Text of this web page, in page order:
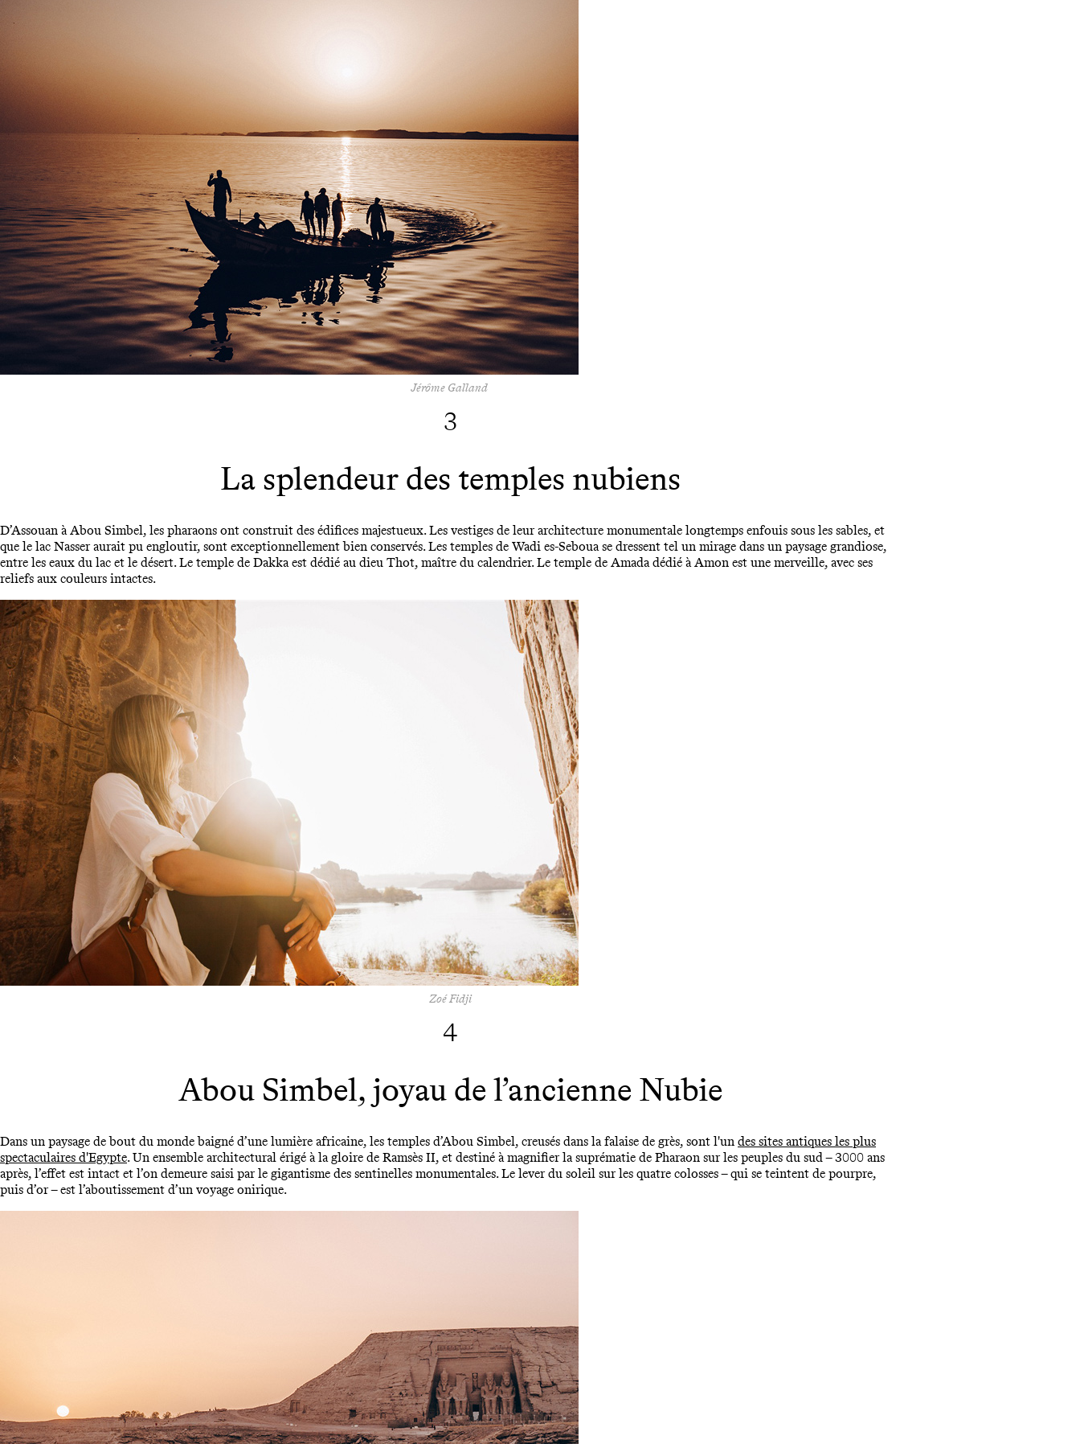
Jérôme Galland
3
La splendeur des temples nubiens
D’Assouan à Abou Simbel, les pharaons ont construit des édifices majestueux. Les vestiges de leur architecture monumentale longtemps enfouis sous les sables, et
que le lac Nasser aurait pu engloutir, sont exceptionnellement bien conservés. Les temples de Wadi es-Seboua se dressent tel un mirage dans un paysage grandiose,
entre les eaux du lac et le désert. Le temple de Dakka est dédié au dieu Thot, maître du calendrier. Le temple de Amada dédié à Amon est une merveille, avec ses
reliefs aux couleurs intactes.
Zoé Fidji
4
Abou Simbel, joyau de l’ancienne Nubie
Dans un paysage de bout du monde baigné d’une lumière africaine, les temples d’Abou Simbel, creusés dans la falaise de grès, sont l'un des sites antiques les plus
spectaculaires d'Egypte. Un ensemble architectural érigé à la gloire de Ramsès II, et destiné à magnifier la suprématie de Pharaon sur les peuples du sud – 3000 ans
après, l’effet est intact et l’on demeure saisi par le gigantisme des sentinelles monumentales. Le lever du soleil sur les quatre colosses – qui se teintent de pourpre,
puis d’or – est l’aboutissement d’un voyage onirique.